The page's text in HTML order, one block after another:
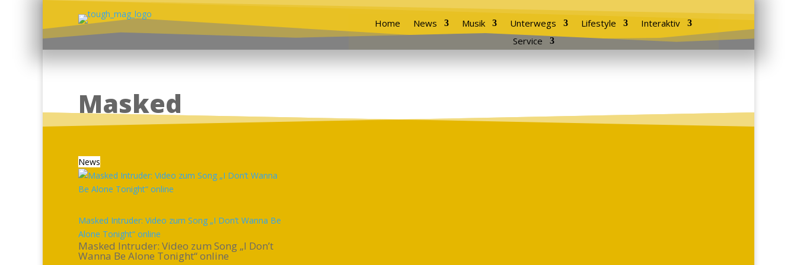
Home News Musik Unterwegs Lifestyle
Interaktiv
Service
Masked
News
Masked Intruder: Video zum Song „I Don’t Wanna Be
Alone Tonight“ online
Masked Intruder: Video zum Song „I Don’t
Wanna Be Alone Tonight“ online